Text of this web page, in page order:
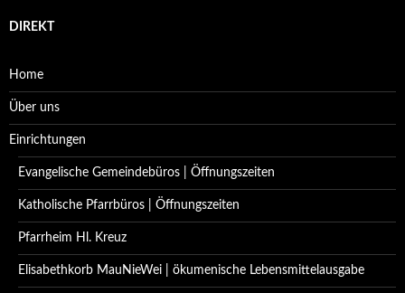
DIREKT
Home
Über uns
Einrichtungen
Evangelische Gemeindebüros | Öffnungszeiten
Katholische Pfarrbüros | Öffnungszeiten
Pfarrheim Hl. Kreuz
Elisabethkorb MauNieWei | ökumenische Lebensmittelausgabe